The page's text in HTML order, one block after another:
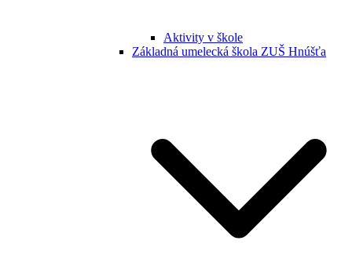
Aktivity v škole
Základná umelecká škola ZUŠ Hnúšťa